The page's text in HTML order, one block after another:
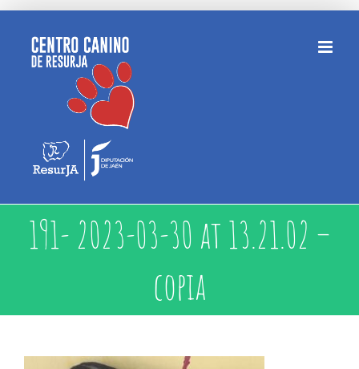
contenido
191- 2023-03-30 at 13.21.02 –
copia